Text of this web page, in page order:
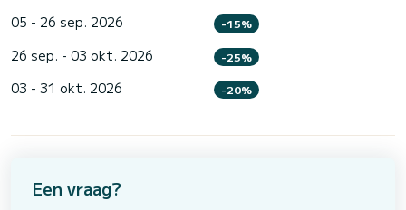
05 - 26 sep. 2026 -15%
26 sep. - 03 okt. 2026 -25%
03 - 31 okt. 2026 -20%
Een vraag?